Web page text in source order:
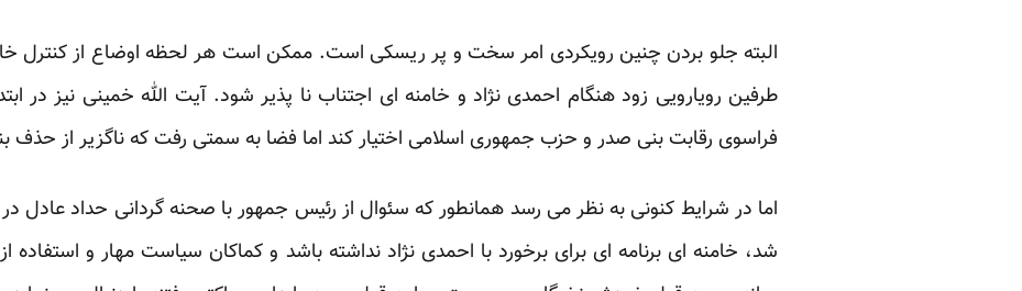
البته جلو بردن چنین رویکردی امر سخت و پر ریسکی است. ممکن است هر لحظه اوضاع از کنترل
طرفین رویارویی زود هنگام احمدی نژاد و خامنه ای اجتناب نا پذیر شود. آیت الله خمینی نیز در
فراسوی رقابت بنی صدر و حزب جمهوری اسلامی اختیار کند اما فضا به سمتی رفت که ناگزیر از
اما در شرایط کنونی به نظر می رسد همانطور که سئوال از رئیس جمهور با صحنه گردانی حداد عادل
شد، خامنه ای برنامه ای برای برخورد با احمدی نژاد نداشته باشد و کماکان سیاست مهار و استفاده